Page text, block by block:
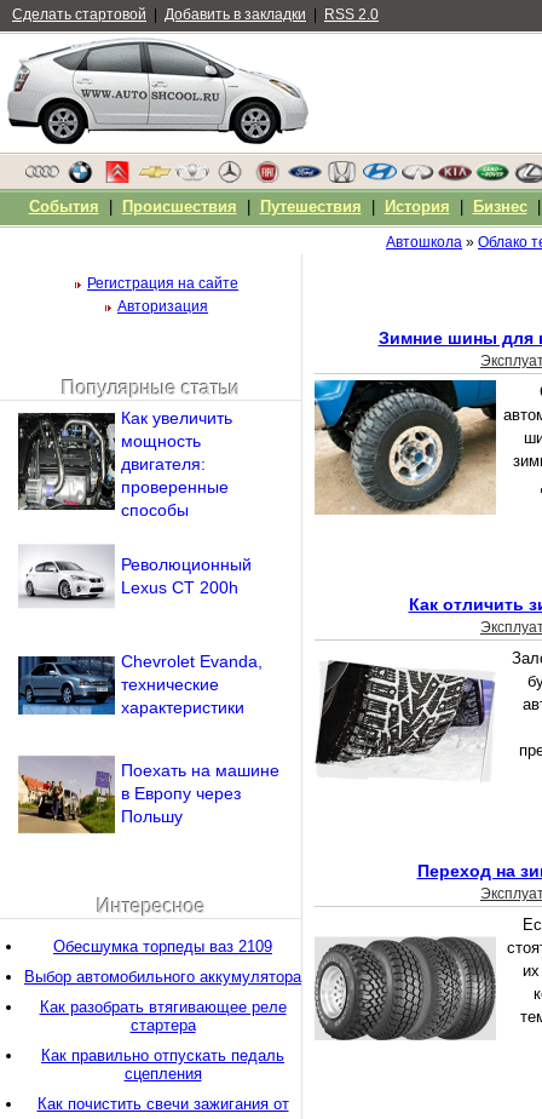
Автошкола » Облако
Зимние шины для
Как отличить
Переход на
Регистрация на сайте
Авторизация
Напомнить пароль?
Популярные статьи
Как увеличить
мощность
двигателя:
проверенные
способы
Революционный
Lexus CT 200h
Chevrolet Evanda,
технические
характеристики
Поехать на машине
в Европу через
Польшу
Интересное
Обесшумка торпеды ваз 2109
Выбор автомобильного аккумулятора
Как разобрать втягивающее реле
стартера
Как правильно отпускать педаль
сцепления
Как почистить свечи зажигания от
Сделать стартовой Добавить в закладки RSS 2.0
События Происшествия Путешествия История Бизнес